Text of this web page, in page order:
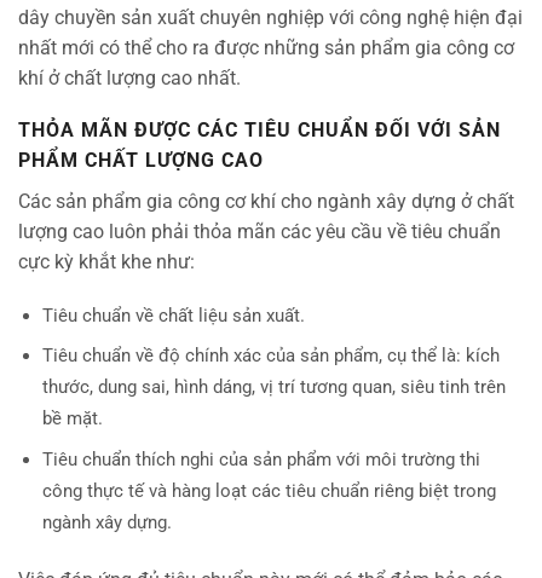
dây chuyền sản xuất chuyên nghiệp với công nghệ hiện đại
nhất mới có thể cho ra được những sản phẩm gia công cơ
khí ở chất lượng cao nhất.
THỎA MÃN ĐƯỢC CÁC TIÊU CHUẨN ĐỐI VỚI SẢN
PHẨM CHẤT LƯỢNG CAO
Các sản phẩm gia công cơ khí cho ngành xây dựng ở chất
lượng cao luôn phải thỏa mãn các yêu cầu về tiêu chuẩn
cực kỳ khắt khe như:
Tiêu chuẩn về chất liệu sản xuất.
Tiêu chuẩn về độ chính xác của sản phẩm, cụ thể là: kích
thước, dung sai, hình dáng, vị trí tương quan, siêu tinh trên
bề mặt.
Tiêu chuẩn thích nghi của sản phẩm với môi trường thi
công thực tế và hàng loạt các tiêu chuẩn riêng biệt trong
ngành xây dựng.